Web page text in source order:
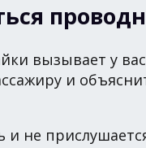
вызывает у
и
и не